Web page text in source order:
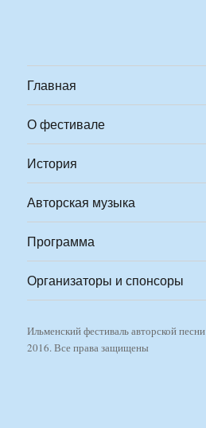
Главная
О фестивале
История
Авторская музыка
Программа
Организаторы и спонсоры
Ильменский фестиваль авторской песни
2016. Все права защищены